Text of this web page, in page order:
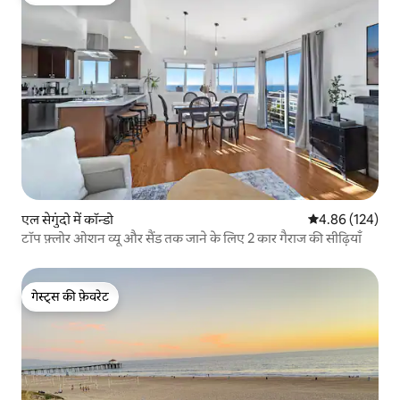
एल सेगुंदो में कॉन्डो औसत रेटिंग 5 में से
4.86 (124)
टॉप फ़्लोर ओशन व्यू और सैंड तक जाने के लिए 2 कार गैराज की सीढ़ियाँ
गेस्ट्स की फ़ेवरेट
गेस्ट्स की फ़ेवरेट